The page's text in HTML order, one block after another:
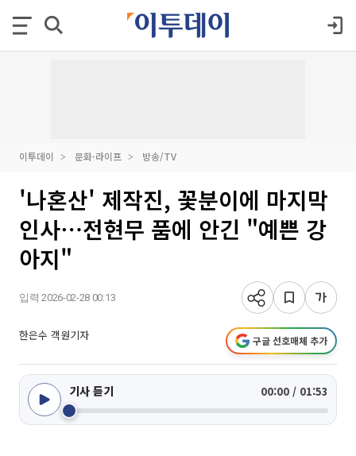
이투데이 문화·라이프 방송/TV
'나혼산' 제작진, 꽃분이에 마지막
인사⋯전현무 품에 안긴 "예쁜 강
아지"
입력 2026-02-28 00:13
한은수 객원기자 구글 선호매체 추가
기사 듣기 00:00 / 01:53